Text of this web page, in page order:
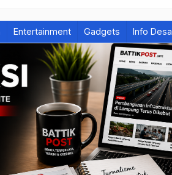
Entertainment Gadgets Info Desa